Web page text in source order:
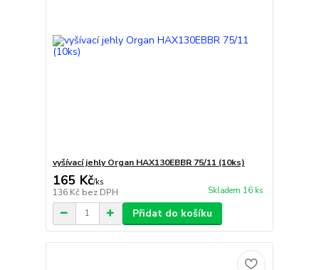
vyšívací jehly Organ HAX130EBBR 75/11 (10ks)
165 Kč/ks
136 Kč bez DPH Skladem 16 ks
Přidat do košíku